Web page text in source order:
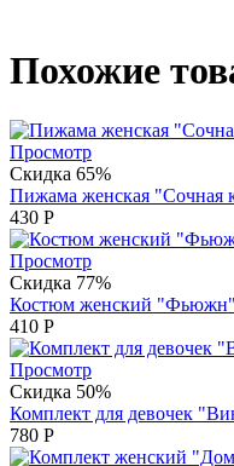
Похожие
Просмотр
Скидка 65%
Пижама женская "Сочная
430 Р
Просмотр
Скидка 77%
Костюм женский "Фьюжн"
410 Р
Просмотр
Скидка 50%
Комплект для девочек
780 Р